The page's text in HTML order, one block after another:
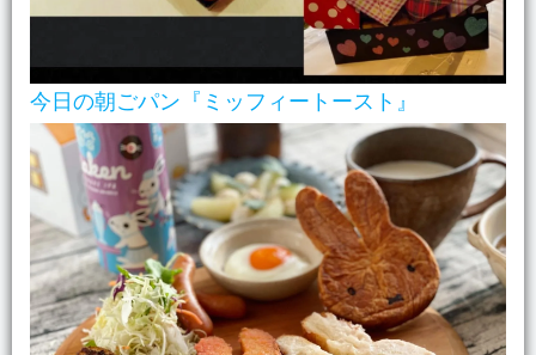
今日の朝ごパン『ミッフィートースト』